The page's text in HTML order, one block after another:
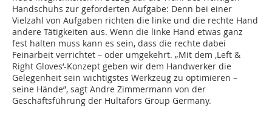
Handschuhs zur geforderten Aufgabe: Denn bei einer
Vielzahl von Aufgaben richten die linke und die rechte Hand
andere Tätigkeiten aus. Wenn die linke Hand etwas ganz
fest halten muss kann es sein, dass die rechte dabei
Feinarbeit verrichtet – oder umgekehrt. „Mit dem ‚Left &
Right Gloves‘-Konzept geben wir dem Handwerker die
Gelegenheit sein wichtigstes Werkzeug zu optimieren –
seine Hände”, sagt Andre Zimmermann von der
Geschäftsführung der Hultafors Group Germany.